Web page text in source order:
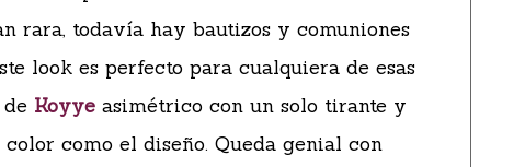
rara, todavía hay bautizos y comuniones
look es perfecto para cualquiera de esas
Koyye asimétrico con un solo tirante y
como el diseño. Queda genial con